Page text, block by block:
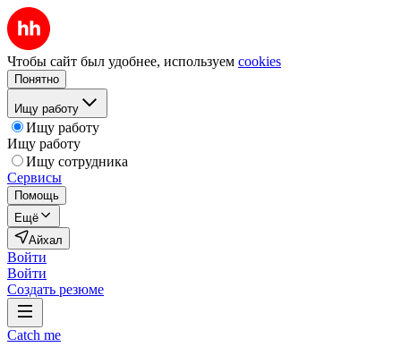
Чтобы сайт был удобнее, используем cookies
Понятно
Ищу работу
Ищу работу
Ищу работу
Ищу сотрудника
Сервисы
Помощь
Ещё
Айхал
Войти
Войти
Создать резюме
Catch me